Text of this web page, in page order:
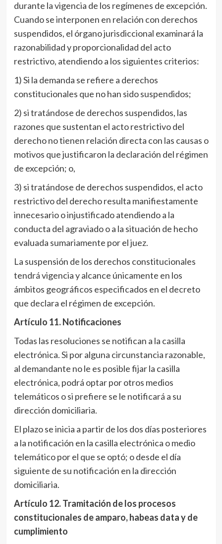
durante la vigencia de los regímenes de excepción.
Cuando se interponen en relación con derechos
suspendidos, el órgano jurisdiccional examinará la
razonabilidad y proporcionalidad del acto
restrictivo, atendiendo a los siguientes criterios:
1) Si la demanda se refiere a derechos
constitucionales que no han sido suspendidos;
2) si tratándose de derechos suspendidos, las
razones que sustentan el acto restrictivo del
derecho no tienen relación directa con las causas o
motivos que justificaron la declaración del régimen
de excepción; o,
3) si tratándose de derechos suspendidos, el acto
restrictivo del derecho resulta manifiestamente
innecesario o injustificado atendiendo a la
conducta del agraviado o a la situación de hecho
evaluada sumariamente por el juez.
La suspensión de los derechos constitucionales
tendrá vigencia y alcance únicamente en los
ámbitos geográficos especificados en el decreto
que declara el régimen de excepción.
Artículo 11. Notificaciones
Todas las resoluciones se notifican a la casilla
electrónica. Si por alguna circunstancia razonable,
al demandante no le es posible fijar la casilla
electrónica, podrá optar por otros medios
telemáticos o si prefiere se le notificará a su
dirección domiciliaria.
El plazo se inicia a partir de los dos días posteriores
a la notificación en la casilla electrónica o medio
telemático por el que se optó; o desde el día
siguiente de su notificación en la dirección
domiciliaria.
Artículo 12. Tramitación de los procesos
constitucionales de amparo, habeas data y de
cumplimiento